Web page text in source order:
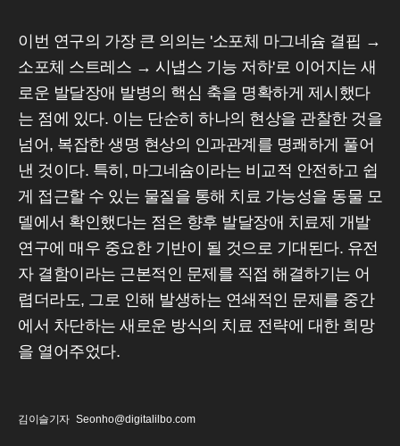
이번 연구의 가장 큰 의의는 '소포체 마그네슘 결핍 →
소포체 스트레스 → 시냅스 기능 저하'로 이어지는 새
로운 발달장애 발병의 핵심 축을 명확하게 제시했다
는 점에 있다. 이는 단순히 하나의 현상을 관찰한 것을
넘어, 복잡한 생명 현상의 인과관계를 명쾌하게 풀어
낸 것이다. 특히, 마그네슘이라는 비교적 안전하고 쉽
게 접근할 수 있는 물질을 통해 치료 가능성을 동물 모
델에서 확인했다는 점은 향후 발달장애 치료제 개발
연구에 매우 중요한 기반이 될 것으로 기대된다. 유전
자 결함이라는 근본적인 문제를 직접 해결하기는 어
렵더라도, 그로 인해 발생하는 연쇄적인 문제를 중간
에서 차단하는 새로운 방식의 치료 전략에 대한 희망
을 열어주었다.
김이슬기자 Seonho@digitalilbo.com